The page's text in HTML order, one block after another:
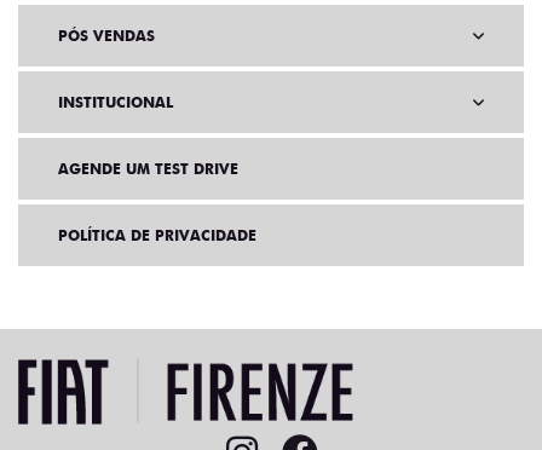
PÓS VENDAS
INSTITUCIONAL
AGENDE UM TEST DRIVE
POLÍTICA DE PRIVACIDADE